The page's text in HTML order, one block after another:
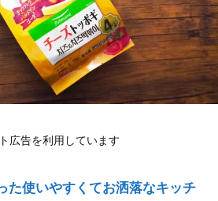
広告を利用しています
た使いやすくてお洒落なキッチ